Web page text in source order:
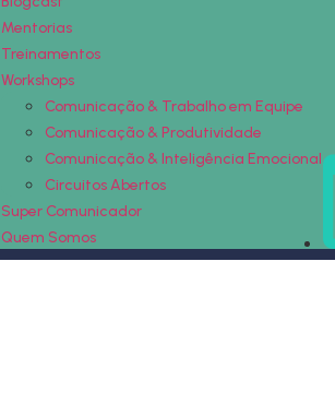
Mentorias
Treinamentos
Workshops
Comunicação & Trabalho em Equipe
Comunicação & Produtividade
Comunicação & Inteligência Emocional
Circuitos Abertos
Super Comunicador
Quem Somos